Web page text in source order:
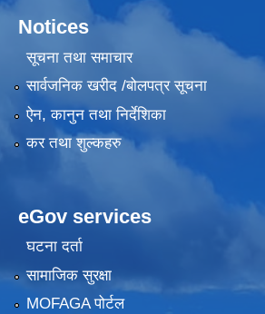
Notices
सूचना तथा समाचार
सार्वजनिक खरीद /बोलपत्र सूचना
ऐन, कानुन तथा निर्देशिका
कर तथा शुल्कहरु
eGov services
घटना दर्ता
सामाजिक सुरक्षा
MOFAGA पोर्टल